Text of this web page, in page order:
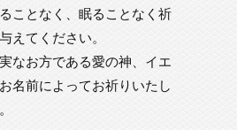
ことなく、眠ることなく祈
えてください。
なお方である愛の神、イエ
名前によってお祈りいたし